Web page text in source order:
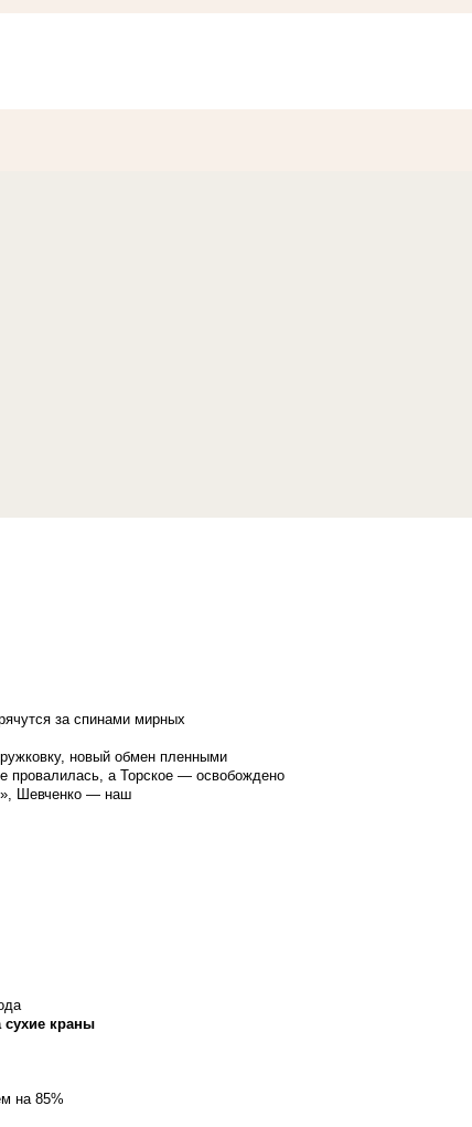
за спинами мирных
новый обмен пленными
провалилась, а Торское — освобождено
Шевченко — наш
краны
на 85%